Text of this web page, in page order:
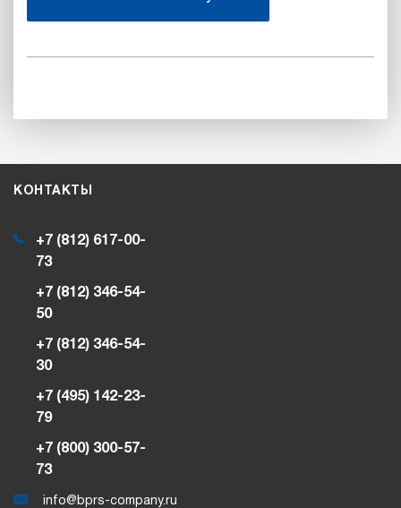
КОНТАКТЫ
+7 (812) 617-00-
73
+7 (812) 346-54-
50
+7 (812) 346-54-
30
+7 (495) 142-23-
79
+7 (800) 300-57-
73
info@bprs-company.ru